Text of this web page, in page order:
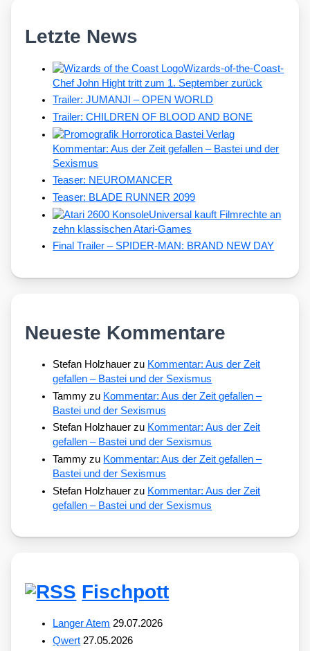
Letzte News
Wizards-of-the-Coast-
Chef John Hight tritt zum 1. September zurück
Trailer: JUMANJI – OPEN WORLD
Trailer: CHILDREN OF BLOOD AND BONE
Kommentar: Aus der Zeit gefallen – Bastei und der
Sexismus
Teaser: NEUROMANCER
Teaser: BLADE RUNNER 2099
Universal kauft Filmrechte an
zehn klassischen Atari-Games
Final Trailer – SPIDER-MAN: BRAND NEW DAY
Neueste Kommentare
Stefan Holzhauer zu Kommentar: Aus der Zeit
gefallen – Bastei und der Sexismus
Tammy zu Kommentar: Aus der Zeit gefallen –
Bastei und der Sexismus
Stefan Holzhauer zu Kommentar: Aus der Zeit
gefallen – Bastei und der Sexismus
Tammy zu Kommentar: Aus der Zeit gefallen –
Bastei und der Sexismus
Stefan Holzhauer zu Kommentar: Aus der Zeit
gefallen – Bastei und der Sexismus
Fischpott
Langer Atem 29.07.2026
Qwert 27.05.2026